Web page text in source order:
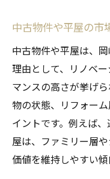
不動産査定
方
平屋住宅の
中古マンシ
岡崎市の
意点
建売住宅購
中古物件や平屋の市
中古物件や平屋は、
理由として、リノベ
マンスの高さが挙げ
物の状態、リフォー
イントです。例えば
屋は、ファミリー層
価値を維持しやすい傾